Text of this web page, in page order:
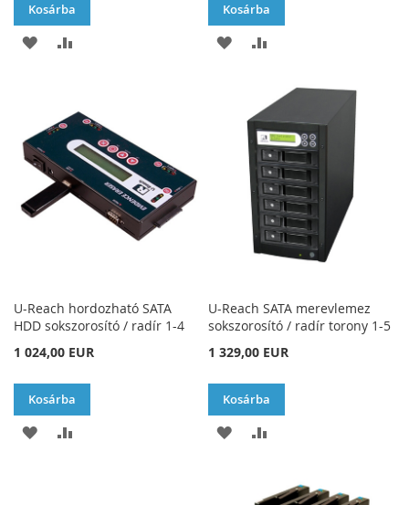
Kosárba
HOZZÁADÁSÖSSZEHASONLÍTÁSHOZ
Kosárba
HOZZÁADÁS
KÍVÁNSÁGLISTÁHOZ
U-Reach hordozható SATA
HDD sokszorosító / radír 1-4
1 024,00 EUR
Kosárba
HOZZÁADÁSÖSSZEHASONLÍTÁSHOZ
U-Reach SATA merevlemez
sokszorosító / radír torony 1-5
1 329,00 EUR
Kosárba
HOZZÁADÁS
KÍVÁNSÁGLISTÁHOZ